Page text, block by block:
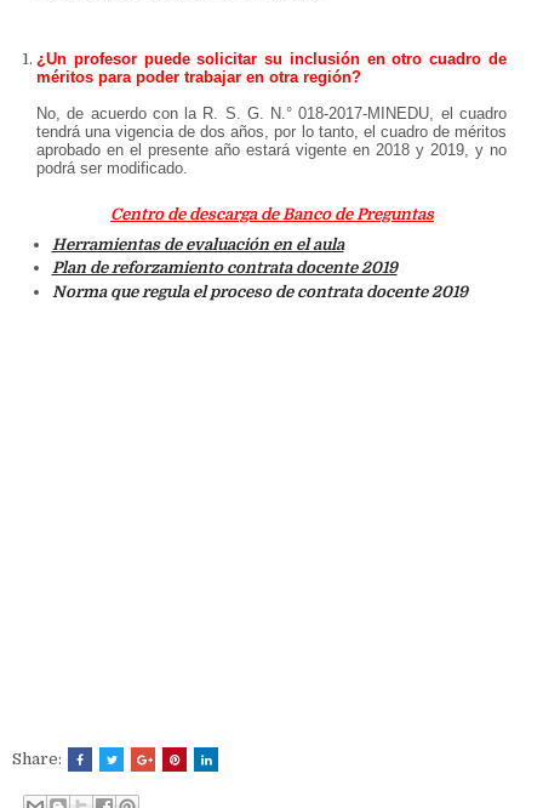
¿Un profesor puede solicitar su inclusión en otro cuadro de
méritos para poder trabajar en otra región?
No, de acuerdo con la R. S. G. N.° 018-2017-MINEDU, el cuadro
tendrá una vigencia de dos años, por lo tanto, el cuadro de méritos
aprobado en el presente año estará vigente en 2018 y 2019, y no
podrá ser modificado.
Centro de descarga de Banco de Preguntas
Herramientas de evaluación en el aula
Plan de reforzamiento contrata docente 2019
Norma que regula el proceso de contrata docente 2019
Share: